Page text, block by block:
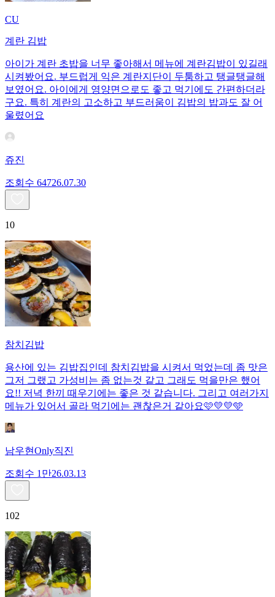
CU
계란 김밥
아이가 계란 초밥을 너무 좋아해서 메뉴에 계란김밥이 있길래
시켜봤어요. 부드럽게 익은 계란지단이 두툼하고 탱글탱글해
보였어요. 아이에게 영양면으로도 좋고 먹기에도 간편하더라
구요. 특히 계란의 고소하고 부드러움이 김밥의 밥과도 잘 어
울렸어요
쥬진
조회수 64726.07.30
10
참치김밥
용산에 있는 김밥집인데 참치김밥을 시켜서 먹었는데 좀 맛은
그저 그랬고 가성비는 좀 없는것 같고 그래도 먹을만은 했어
요!! 저녁 한끼 때우기에는 좋은 것 같습니다. 그리고 여러가지
메뉴가 있어서 골라 먹기에는 괜찮은거 같아요🩷💛💛🩵
남우현Only직진
조회수 1만26.03.13
102